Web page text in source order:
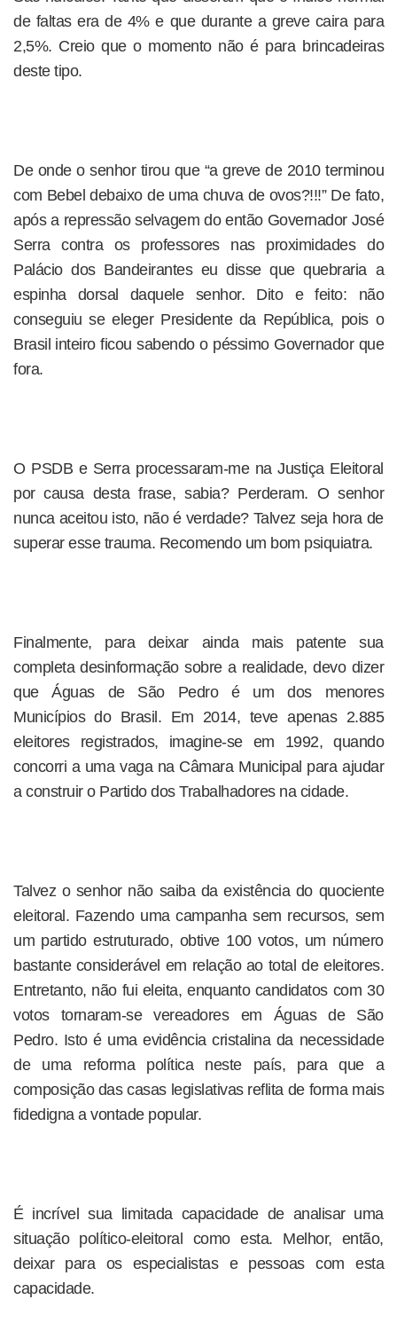
de faltas era de 4% e que durante a greve caira para
2,5%. Creio que o momento não é para brincadeiras
deste tipo.
De onde o senhor tirou que “a greve de 2010 terminou
com Bebel debaixo de uma chuva de ovos?!!!” De fato,
após a repressão selvagem do então Governador José
Serra contra os professores nas proximidades do
Palácio dos Bandeirantes eu disse que quebraria a
espinha dorsal daquele senhor. Dito e feito: não
conseguiu se eleger Presidente da República, pois o
Brasil inteiro ficou sabendo o péssimo Governador que
fora.
O PSDB e Serra processaram-me na Justiça Eleitoral
por causa desta frase, sabia? Perderam. O senhor
nunca aceitou isto, não é verdade? Talvez seja hora de
superar esse trauma. Recomendo um bom psiquiatra.
Finalmente, para deixar ainda mais patente sua
completa desinformação sobre a realidade, devo dizer
que Águas de São Pedro é um dos menores
Municípios do Brasil. Em 2014, teve apenas 2.885
eleitores registrados, imagine-se em 1992, quando
concorri a uma vaga na Câmara Municipal para ajudar
a construir o Partido dos Trabalhadores na cidade.
Talvez o senhor não saiba da existência do quociente
eleitoral. Fazendo uma campanha sem recursos, sem
um partido estruturado, obtive 100 votos, um número
bastante considerável em relação ao total de eleitores.
Entretanto, não fui eleita, enquanto candidatos com 30
votos tornaram-se vereadores em Águas de São
Pedro. Isto é uma evidência cristalina da necessidade
de uma reforma política neste país, para que a
composição das casas legislativas reflita de forma mais
fidedigna a vontade popular.
É incrível sua limitada capacidade de analisar uma
situação político-eleitoral como esta. Melhor, então,
deixar para os especialistas e pessoas com esta
capacidade.